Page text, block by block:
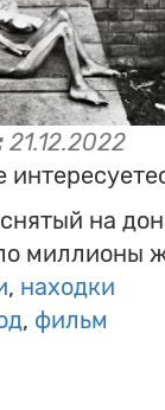
21.12.2022
на
миллионы
находки
фильм